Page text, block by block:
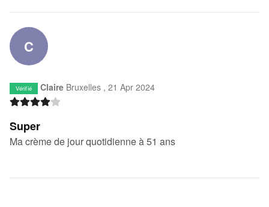
C
Vérifié ClaireBruxelles , 21 Apr 2024
Super
Ma crème de jour quotidienne à 51 ans